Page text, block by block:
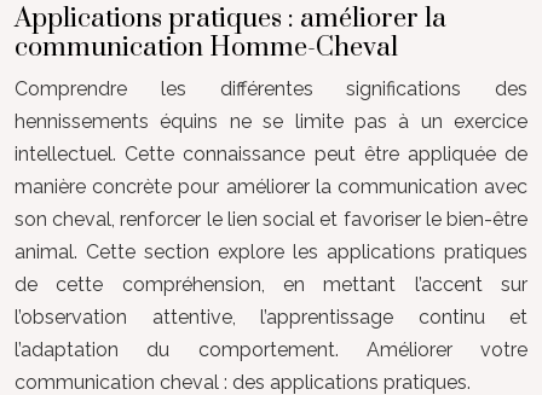
Applications pratiques : améliorer la
communication Homme-Cheval
Comprendre les différentes significations des
hennissements équins ne se limite pas à un exercice
intellectuel. Cette connaissance peut être appliquée de
manière concrète pour améliorer la communication avec
son cheval, renforcer le lien social et favoriser le bien-être
animal. Cette section explore les applications pratiques
de cette compréhension, en mettant l’accent sur
l’observation attentive, l’apprentissage continu et
l’adaptation du comportement. Améliorer votre
communication cheval : des applications pratiques.